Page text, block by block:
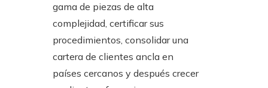
gama de piezas de alta
complejidad, certificar sus
procedimientos, consolidar una
cartera de clientes ancla en
países cercanos y después crecer